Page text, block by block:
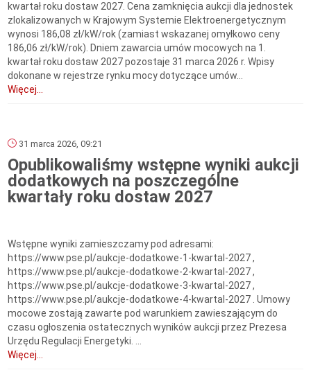
kwartał roku dostaw 2027. Cena zamknięcia aukcji dla jednostek
zlokalizowanych w Krajowym Systemie Elektroenergetycznym
wynosi 186,08 zł/kW/rok (zamiast wskazanej omyłkowo ceny
186,06 zł/kW/rok). Dniem zawarcia umów mocowych na 1.
kwartał roku dostaw 2027 pozostaje 31 marca 2026 r. Wpisy
dokonane w rejestrze rynku mocy dotyczące umów...
Więcej...
31 marca 2026, 09:21
Opublikowaliśmy wstępne wyniki aukcji
dodatkowych na poszczególne
kwartały roku dostaw 2027
Wstępne wyniki zamieszczamy pod adresami:
https://www.pse.pl/aukcje-dodatkowe-1-kwartal-2027 ,
https://www.pse.pl/aukcje-dodatkowe-2-kwartal-2027 ,
https://www.pse.pl/aukcje-dodatkowe-3-kwartal-2027 ,
https://www.pse.pl/aukcje-dodatkowe-4-kwartal-2027 . Umowy
mocowe zostają zawarte pod warunkiem zawieszającym do
czasu ogłoszenia ostatecznych wyników aukcji przez Prezesa
Urzędu Regulacji Energetyki. ...
Więcej...